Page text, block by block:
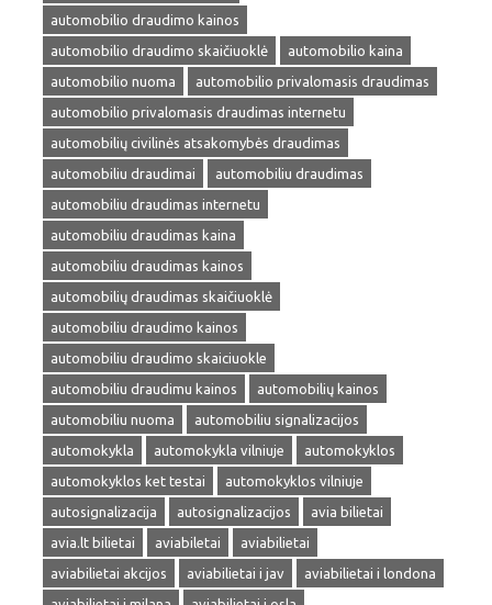
automobilio draudimo kainos
automobilio draudimo skaičiuoklė
automobilio kaina
automobilio nuoma
automobilio privalomasis draudimas
automobilio privalomasis draudimas internetu
automobilių civilinės atsakomybės draudimas
automobiliu draudimai
automobiliu draudimas
automobiliu draudimas internetu
automobiliu draudimas kaina
automobiliu draudimas kainos
automobilių draudimas skaičiuoklė
automobiliu draudimo kainos
automobiliu draudimo skaiciuokle
automobiliu draudimu kainos
automobilių kainos
automobiliu nuoma
automobiliu signalizacijos
automokykla
automokykla vilniuje
automokyklos
automokyklos ket testai
automokyklos vilniuje
autosignalizacija
autosignalizacijos
avia bilietai
avia.lt bilietai
aviabiletai
aviabilietai
aviabilietai akcijos
aviabilietai i jav
aviabilietai i londona